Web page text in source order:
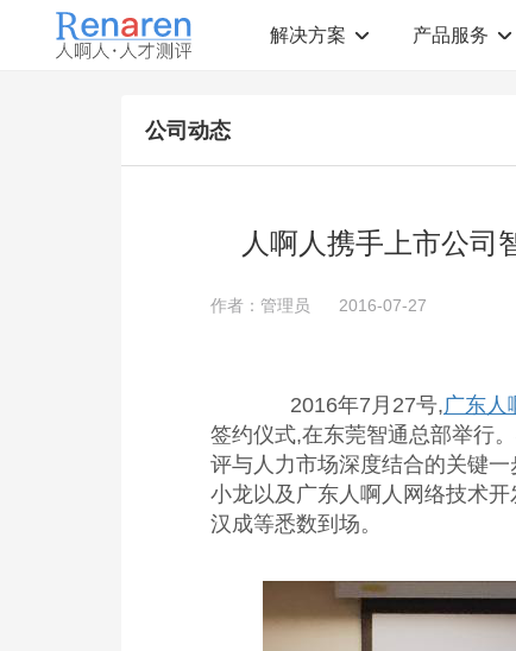
解决方案
测评解决方案
人才盘点
员工生涯规划 360°在线评估
产品服务
人才测评产品
青年干部能力测评
人才测评工具 AI招聘测评工具
公司动态
人啊人携手上市公司
作者：管理员 2016-07-27
2016年7月27号,广东人
签约仪式,在东莞智通总部举行
评与人力市场深度结合的关键
小龙以及广东人啊人网络技术
汉成等悉数到场。